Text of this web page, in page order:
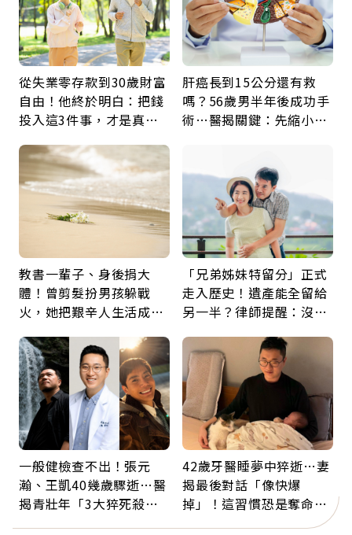
從失業零存款到30歲財富
自由！他終於明白：把錢
投入這3件事，才是真正
肝癌長到15公分還有救
嗎？56歲男半年後成功手
術…醫揭關鍵：先縮小腫
教書一輩子、身後捐大
體！曾剪髮扮男孩躲戰
火，她把艱辛人生活成風
福
「兄弟姊妹特留分」正式
走入歷史！遺產能全留給
另一半？律師提醒：沒做
一般健檢查不出！張元
瀚、王凱40幾歲驟逝…醫
揭青壯年「3大猝死殺
42歲牙醫睡夢中猝逝…妻
揭最後對話「像快爆
掉」！這習慣恐是奪命原
因：沒有一份工作值得用